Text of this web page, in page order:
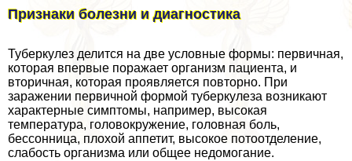
Признаки болезни и диагностика
Туберкулез делится на две условные формы: первичная,
которая впервые поражает организм пациента, и
вторичная, которая проявляется повторно. При
заражении первичной формой туберкулеза возникают
хаpaктерные симптомы, например, высокая
температура, головокружение, головная боль,
бессонница, плохой аппетит, высокое потоотделение,
слабость организма или общее недомогание.